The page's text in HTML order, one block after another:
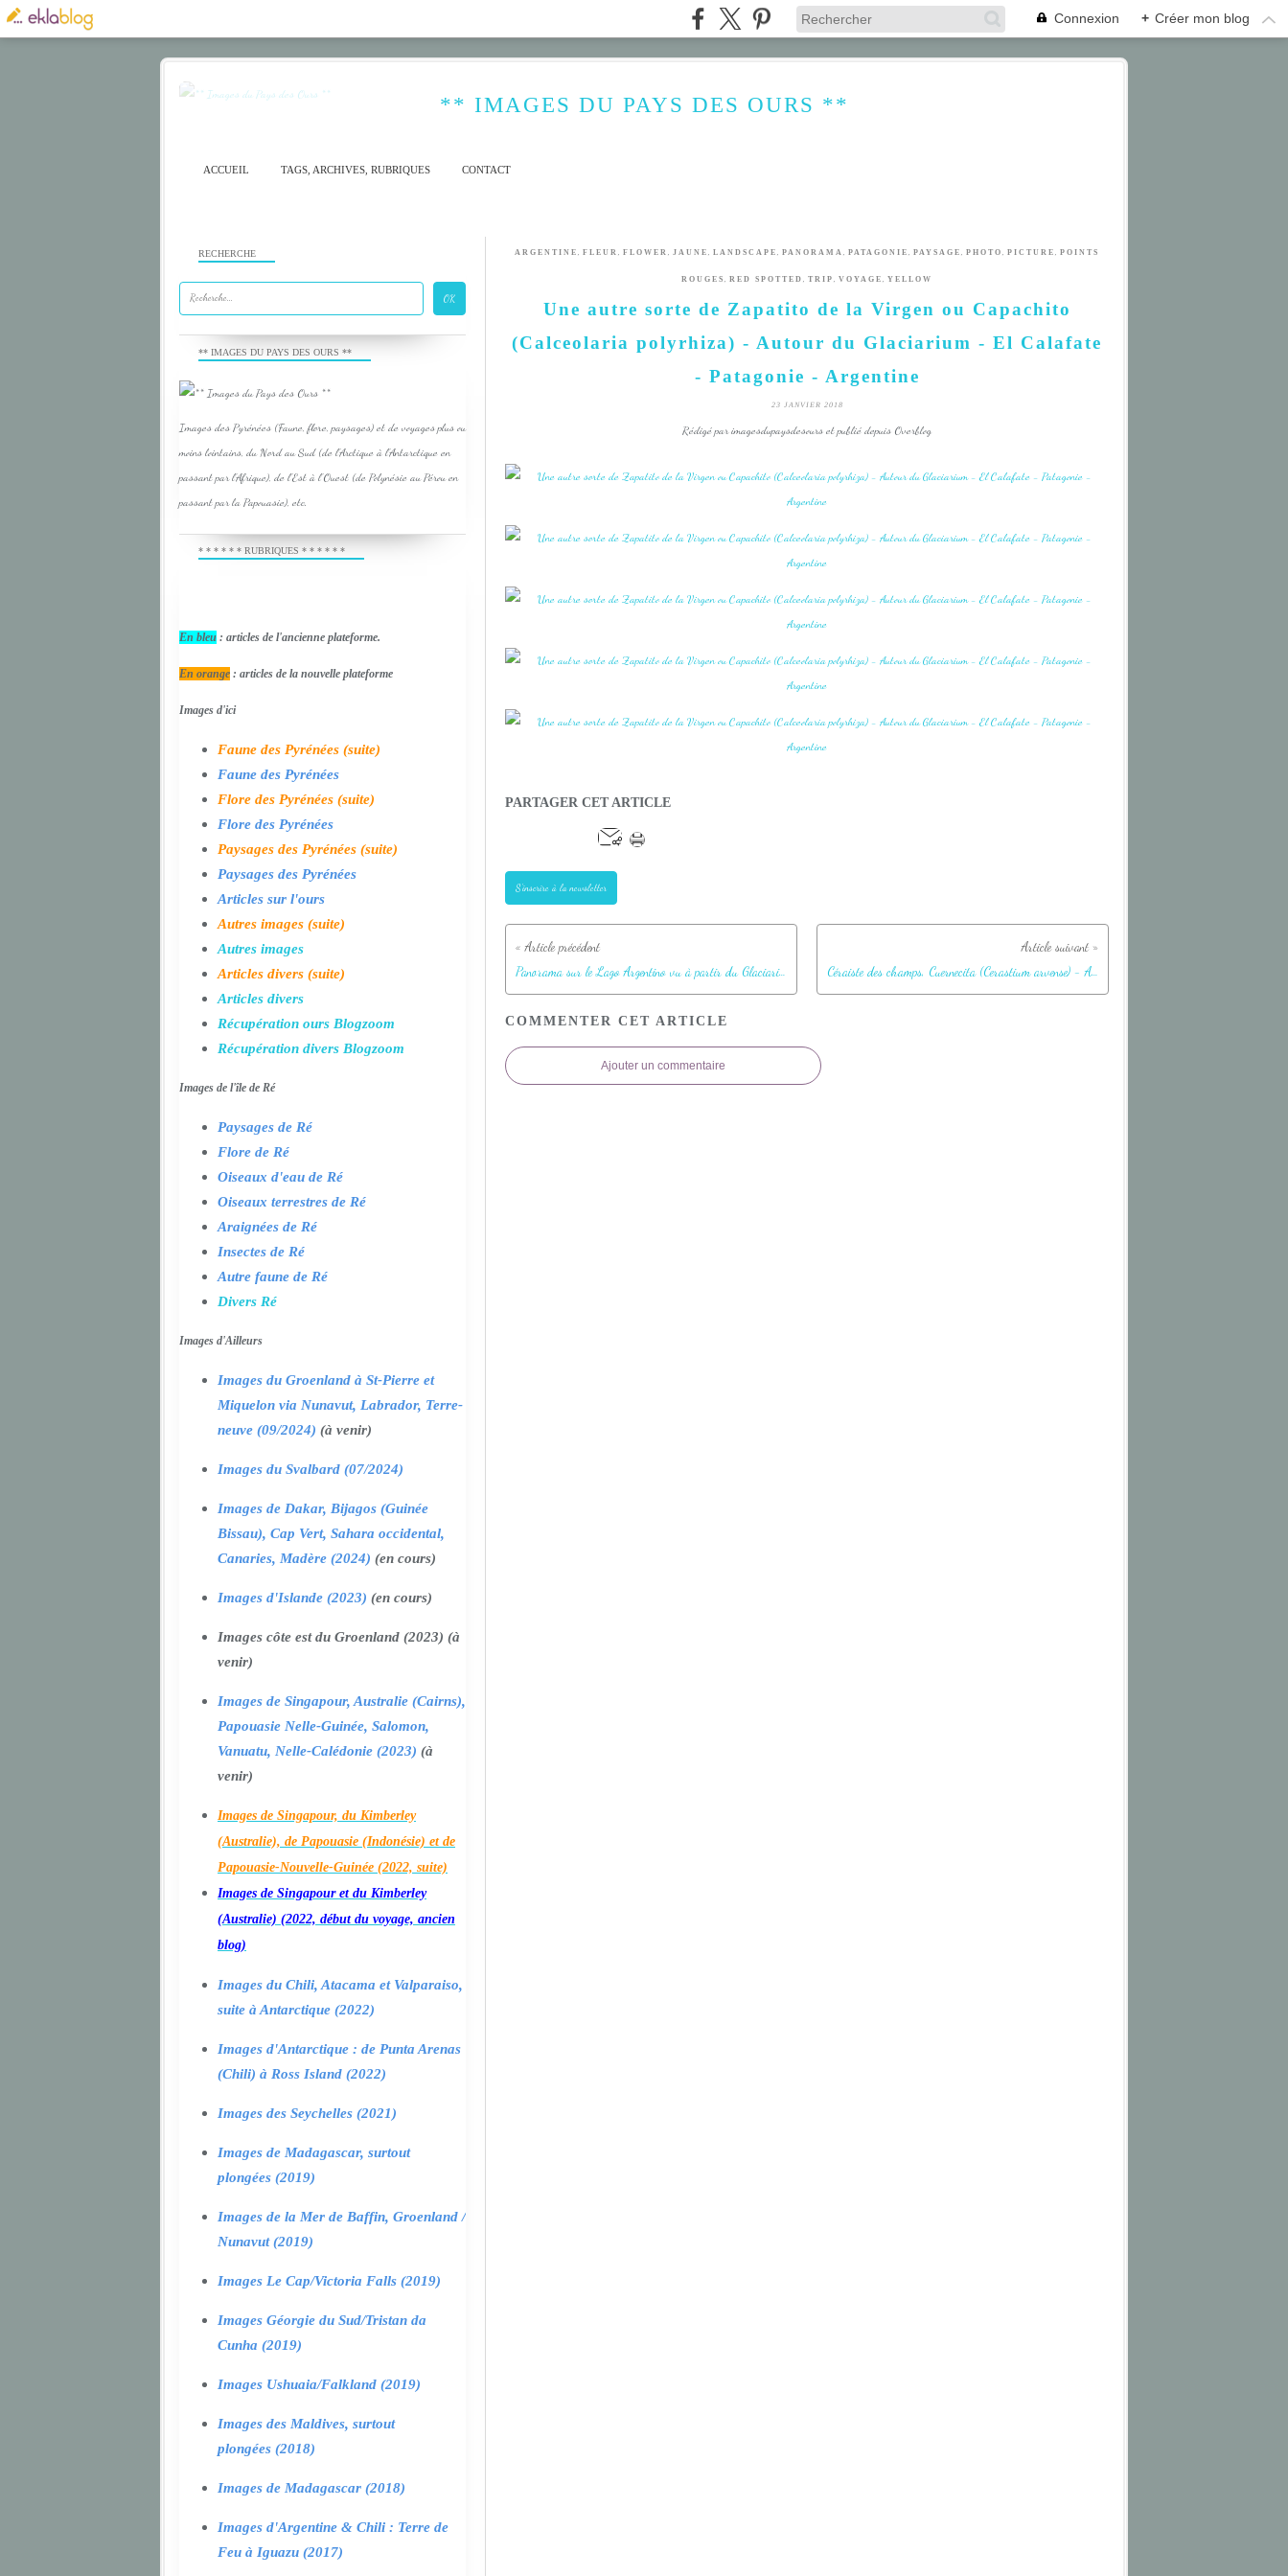
Connexion + Créer mon blog
** IMAGES DU PAYS DES OURS **
ACCUEIL TAGS, ARCHIVES, RUBRIQUES CONTACT
ARGENTINE , FLEUR , FLOWER , JAUNE , LANDSCAPE , PANORAMA , PATAGONIE , PAYSAGE , PHOTO , PICTURE , POINTS
ROUGES , RED SPOTTED , TRIP , VOYAGE , YELLOW
Une autre sorte de Zapatito de la Virgen ou Capachito
(Calceolaria polyrhiza) - Autour du Glaciarium - El Calafate
- Patagonie - Argentine
23 JANVIER 2018
Rédigé par imagesdupaysdesours et publié depuis Overblog
PARTAGER CET ARTICLE
S'inscrire à la newsletter
Panorama sur le Lago Argentino vu à partir du Glaciarium - El Calafate - Patagonie - Argentine Céraiste des champs, Cuernecita (Cerastium arvense) - Autour du Glaciarium - El Calafate - Patagonie - Argentine
COMMENTER CET ARTICLE
Ajouter un commentaire
RECHERCHE
** IMAGES DU PAYS DES OURS **
Images des Pyrénées (Faune, flore, paysages) et de voyages plus ou
moins lointains, du Nord au Sud (de l'Arctique à l'Antarctique en
passant par l'Afrique), de l'Est à l'Ouest (de Polynésie au Pérou en
passant par la Papouasie), etc.
* * * * * * RUBRIQUES * * * * * *
En bleu : articles de l'ancienne plateforme.
En orange : articles de la nouvelle plateforme
Images d'ici
Faune des Pyrénées (suite)
Faune des Pyrénées
Flore des Pyrénées (suite)
Flore des Pyrénées
Paysages des Pyrénées (suite)
Paysages des Pyrénées
Articles sur l'ours
Autres images (suite)
Autres images
Articles divers (suite)
Articles divers
Récupération ours Blogzoom
Récupération divers Blogzoom
Images de l'île de Ré
Paysages de Ré
Flore de Ré
Oiseaux d'eau de Ré
Oiseaux terrestres de Ré
Araignées de Ré
Insectes de Ré
Autre faune de Ré
Divers Ré
Images d'Ailleurs
Images du Groenland à St-Pierre et
Miquelon via Nunavut, Labrador, Terre-
neuve (09/2024) (à venir)
Images du Svalbard (07/2024)
Images de Dakar, Bijagos (Guinée
Bissau), Cap Vert, Sahara occidental,
Canaries, Madère (2024) (en cours)
Images d'Islande (2023) (en cours)
Images côte est du Groenland (2023) (à
venir)
Images de Singapour, Australie (Cairns),
Papouasie Nelle-Guinée, Salomon,
Vanuatu, Nelle-Calédonie (2023) (à
venir)
Images de Singapour, du Kimberley
(Australie), de Papouasie (Indonésie) et de
Papouasie-Nouvelle-Guinée (2022, suite)
Images de Singapour et du Kimberley
(Australie) (2022, début du voyage, ancien
blog)
Images du Chili, Atacama et Valparaiso,
suite à Antarctique (2022)
Images d'Antarctique : de Punta Arenas
(Chili) à Ross Island (2022)
Images des Seychelles (2021)
Images de Madagascar, surtout
plongées (2019)
Images de la Mer de Baffin, Groenland /
Nunavut (2019)
Images Le Cap/Victoria Falls (2019)
Images Géorgie du Sud/Tristan da
Cunha (2019)
Images Ushuaia/Falkland (2019)
Images des Maldives, surtout
plongées (2018)
Images de Madagascar (2018)
Images d'Argentine & Chili : Terre de
Feu à Iguazu (2017)